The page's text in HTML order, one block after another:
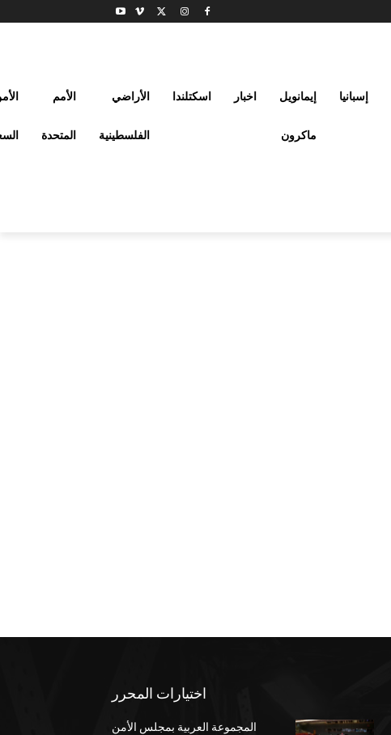
إسبانيا إيمانويل
ماكرون
اخبار اسكتلندا الأراضي
الفلسطينية
الأمم
المتحدة
اختيارات المحرر
المجموعة العربية بمجلس الأمن